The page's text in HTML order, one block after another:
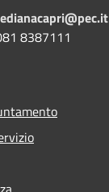
8387111